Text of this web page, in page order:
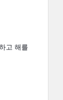
고 해를